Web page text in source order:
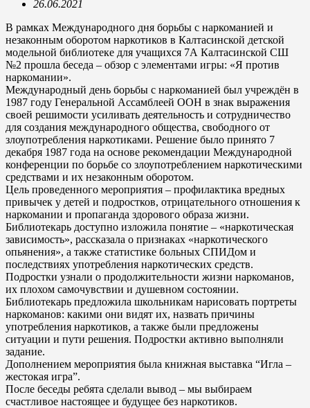
26.06.2021
В рамках Международного дня борьбы с наркоманией и
незаконным оборотом наркотиков в Калтасинской детской
модельной библиотеке для учащихся 7А Калтасинской СШ
№2 прошла беседа – обзор с элементами игры: «Я против
наркомании».
Международный день борьбы с наркоманией был учреждён в
1987 году Генеральной Ассамблеей ООН в знак выражения
своей решимости усиливать деятельность и сотрудничество
для создания международного общества, свободного от
злоупотребления наркотиками. Решение было принято 7
декабря 1987 года на основе рекомендации Международной
конференции по борьбе со злоупотреблением наркотическими
средствами и их незаконным оборотом.
Цель проведенного мероприятия – профилактика вредных
привычек у детей и подростков, отрицательного отношения к
наркомании и пропаганда здорового образа жизни.
Библиотекарь доступно изложила понятие – «наркотическая
зависимость», рассказала о признаках «наркотического
опьянения», а также статистике больных СПИДом и
последствиях употребления наркотических средств.
Подростки узнали о продолжительности жизни наркоманов,
их плохом самочувствии и душевном состоянии.
Библиотекарь предложила школьникам нарисовать портреты
наркоманов: какими они видят их, назвать причины
употребления наркотиков, а также были предложены
ситуации и пути решения. Подростки активно выполняли
задание.
Дополнением мероприятия была книжная выставка “Игла –
жестокая игра”.
После беседы ребята сделали вывод – мы выбираем
счастливое настоящее и будущее без наркотиков.